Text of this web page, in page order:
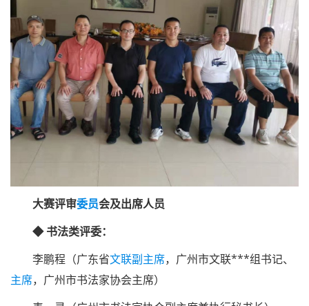
大赛评审委员会及出席人员
◆ 书法类评委：
李鹏程（广东省文联副主席，广州市文联***组书记、
主席，广州市书法家协会主席）